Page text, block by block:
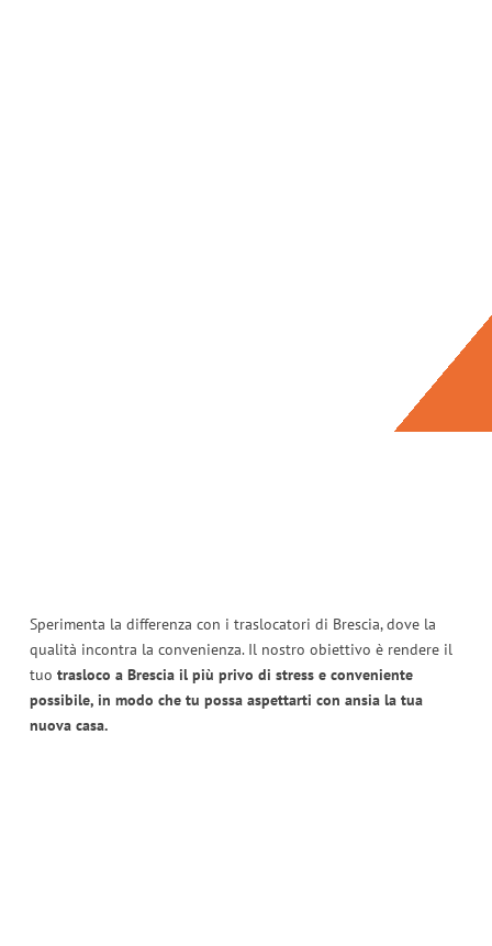
Sperimenta la differenza con i traslocatori di Brescia, dove la
qualità incontra la convenienza. Il nostro obiettivo è rendere il
tuo trasloco a Brescia il più privo di stress e conveniente
possibile, in modo che tu possa aspettarti con ansia la tua
nuova casa.